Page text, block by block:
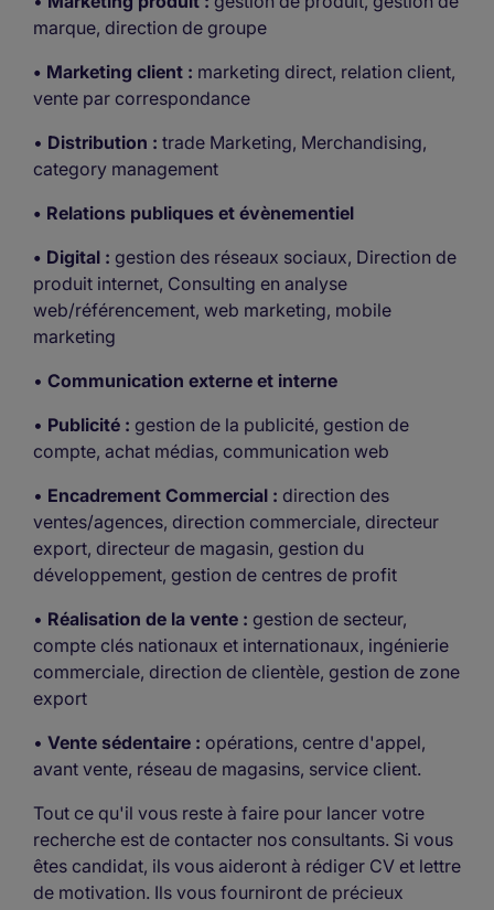
marque, direction de groupe
• Marketing client : marketing direct, relation client,
vente par correspondance
• Distribution : trade Marketing, Merchandising,
category management
• Relations publiques et évènementiel
• Digital : gestion des réseaux sociaux, Direction de
produit internet, Consulting en analyse
web/référencement, web marketing, mobile
marketing
• Communication externe et interne
• Publicité : gestion de la publicité, gestion de
compte, achat médias, communication web
• Encadrement Commercial : direction des
ventes/agences, direction commerciale, directeur
export, directeur de magasin, gestion du
développement, gestion de centres de profit
• Réalisation de la vente : gestion de secteur,
compte clés nationaux et internationaux, ingénierie
commerciale, direction de clientèle, gestion de zone
export
• Vente sédentaire : opérations, centre d'appel,
avant vente, réseau de magasins, service client.
Tout ce qu'il vous reste à faire pour lancer votre
recherche est de contacter nos consultants. Si vous
êtes candidat, ils vous aideront à rédiger CV et lettre
de motivation. Ils vous fourniront de précieux